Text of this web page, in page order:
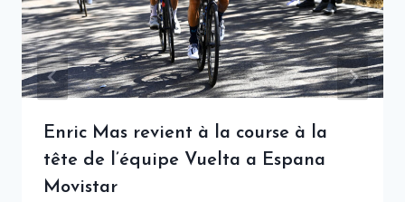
Enric Mas revient à la course à la
tête de l’équipe Vuelta a Espana
Movistar